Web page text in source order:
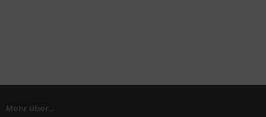
Mehr über...